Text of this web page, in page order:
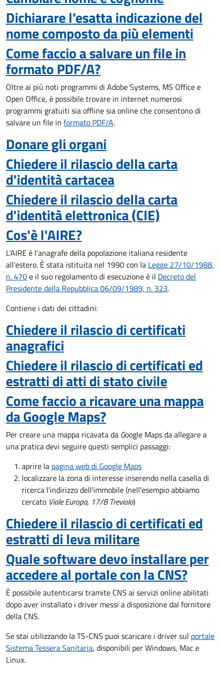
Dichiarare l’esatta indicazione del
nome composto da più elementi
Come faccio a salvare un file in
formato PDF/A?
Oltre ai più noti programmi di Adobe Systems, MS Office e
Open Office, è possibile trovare in internet numerosi
programmi gratuiti sia offline sia online che consentono di
salvare un file in formato PDF/A.
Donare gli organi
Chiedere il rilascio della carta
d'identità cartacea
Chiedere il rilascio della carta
d'identità elettronica (CIE)
Cos'è l'AIRE?
L'AIRE è l'anagrafe della popolazione italiana residente
all'estero. È stata istituita nel 1990 con la Legge 27/10/1988,
n. 470e il suo regolamento di esecuzione è il Decreto del
Presidente della Repubblica 06/09/1989, n. 323.
Contiene i dati dei cittadini:
Chiedere il rilascio di certificati
anagrafici
Chiedere il rilascio di certificati ed
estratti di atti di stato civile
Come faccio a ricavare una mappa
da Google Maps?
Per creare una mappa ricavata da Google Maps da allegare a
una pratica devi seguire questi semplici passaggi:
aprire la pagina web di Google Maps
localizzare la zona di interesse inserendo nella casella di
ricerca l'indirizzo dell'immobile (nell'esempio abbiamo
cercato Viale Europa, 17/B Treviolo)
Chiedere il rilascio di certificati ed
estratti di leva militare
Quale software devo installare per
accedere al portale con la CNS?
È possibile autenticarsi tramite CNS ai servizi online abilitati
dopo aver installato i driver messi a disposizione dal fornitore
della CNS.
Se stai utilizzando la TS-CNS puoi scaricare i driver sul portale
Sistema Tessera Sanitaria, disponibili per Windows, Mac e
Linux.